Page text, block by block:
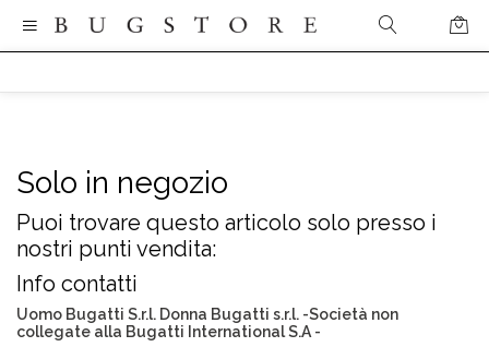
Solo in negozio
Puoi trovare questo articolo solo presso i
nostri punti vendita:
Info contatti
Uomo Bugatti S.r.l. Donna Bugatti s.r.l. -Società non
collegate alla Bugatti International S.A -